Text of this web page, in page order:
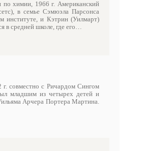
по химии, 1966 г. Американский
в семье Сэмюэла Парсонса
институте, и Кэтрин (Уилмарт)
в средней школе, где его…
совместно с Ричардом Сингом
младшим из четырех детей и
Арчера Портера Мартина.